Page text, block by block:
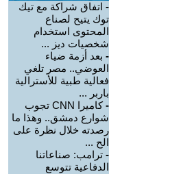
- اتفاق شراكة مع تيك
توك يتيح لصناع
المحتوى استخدام
شخصيات ديز ...
- بعد أزمة ضياء
العوضي.. مصر تلغي
فعالية طبية للأسترالية
باربر ...
-
كاميرا CNN تجوب
شوارع دمشق.. وهذا ما
رصدته خلال نظرة على
الح ...
- ترامب: صناعاتنا
الدفاعية تتوسع